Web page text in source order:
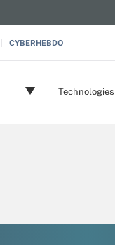
CYBERHEBDO
Technologies